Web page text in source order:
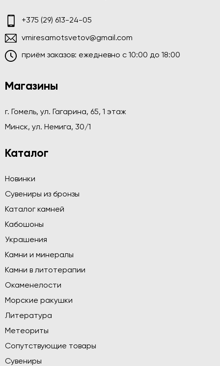
+375 (29) 613-24-05
vmiresamotsvetov@gmail.com
приём заказов: ежедневно c 10:00 до 18:00
Магазины
г. Гомель, ул. Гагарина, 65, 1 этаж
Минск, ул. Немига, 30/1
Каталог
Новинки
Сувениры из бронзы
Каталог камней
Кабошоны
Украшения
Камни и минералы
Камни в литотерапии
Окаменелости
Морские ракушки
Литература
Метеориты
Сопутствующие товары
Сувениры